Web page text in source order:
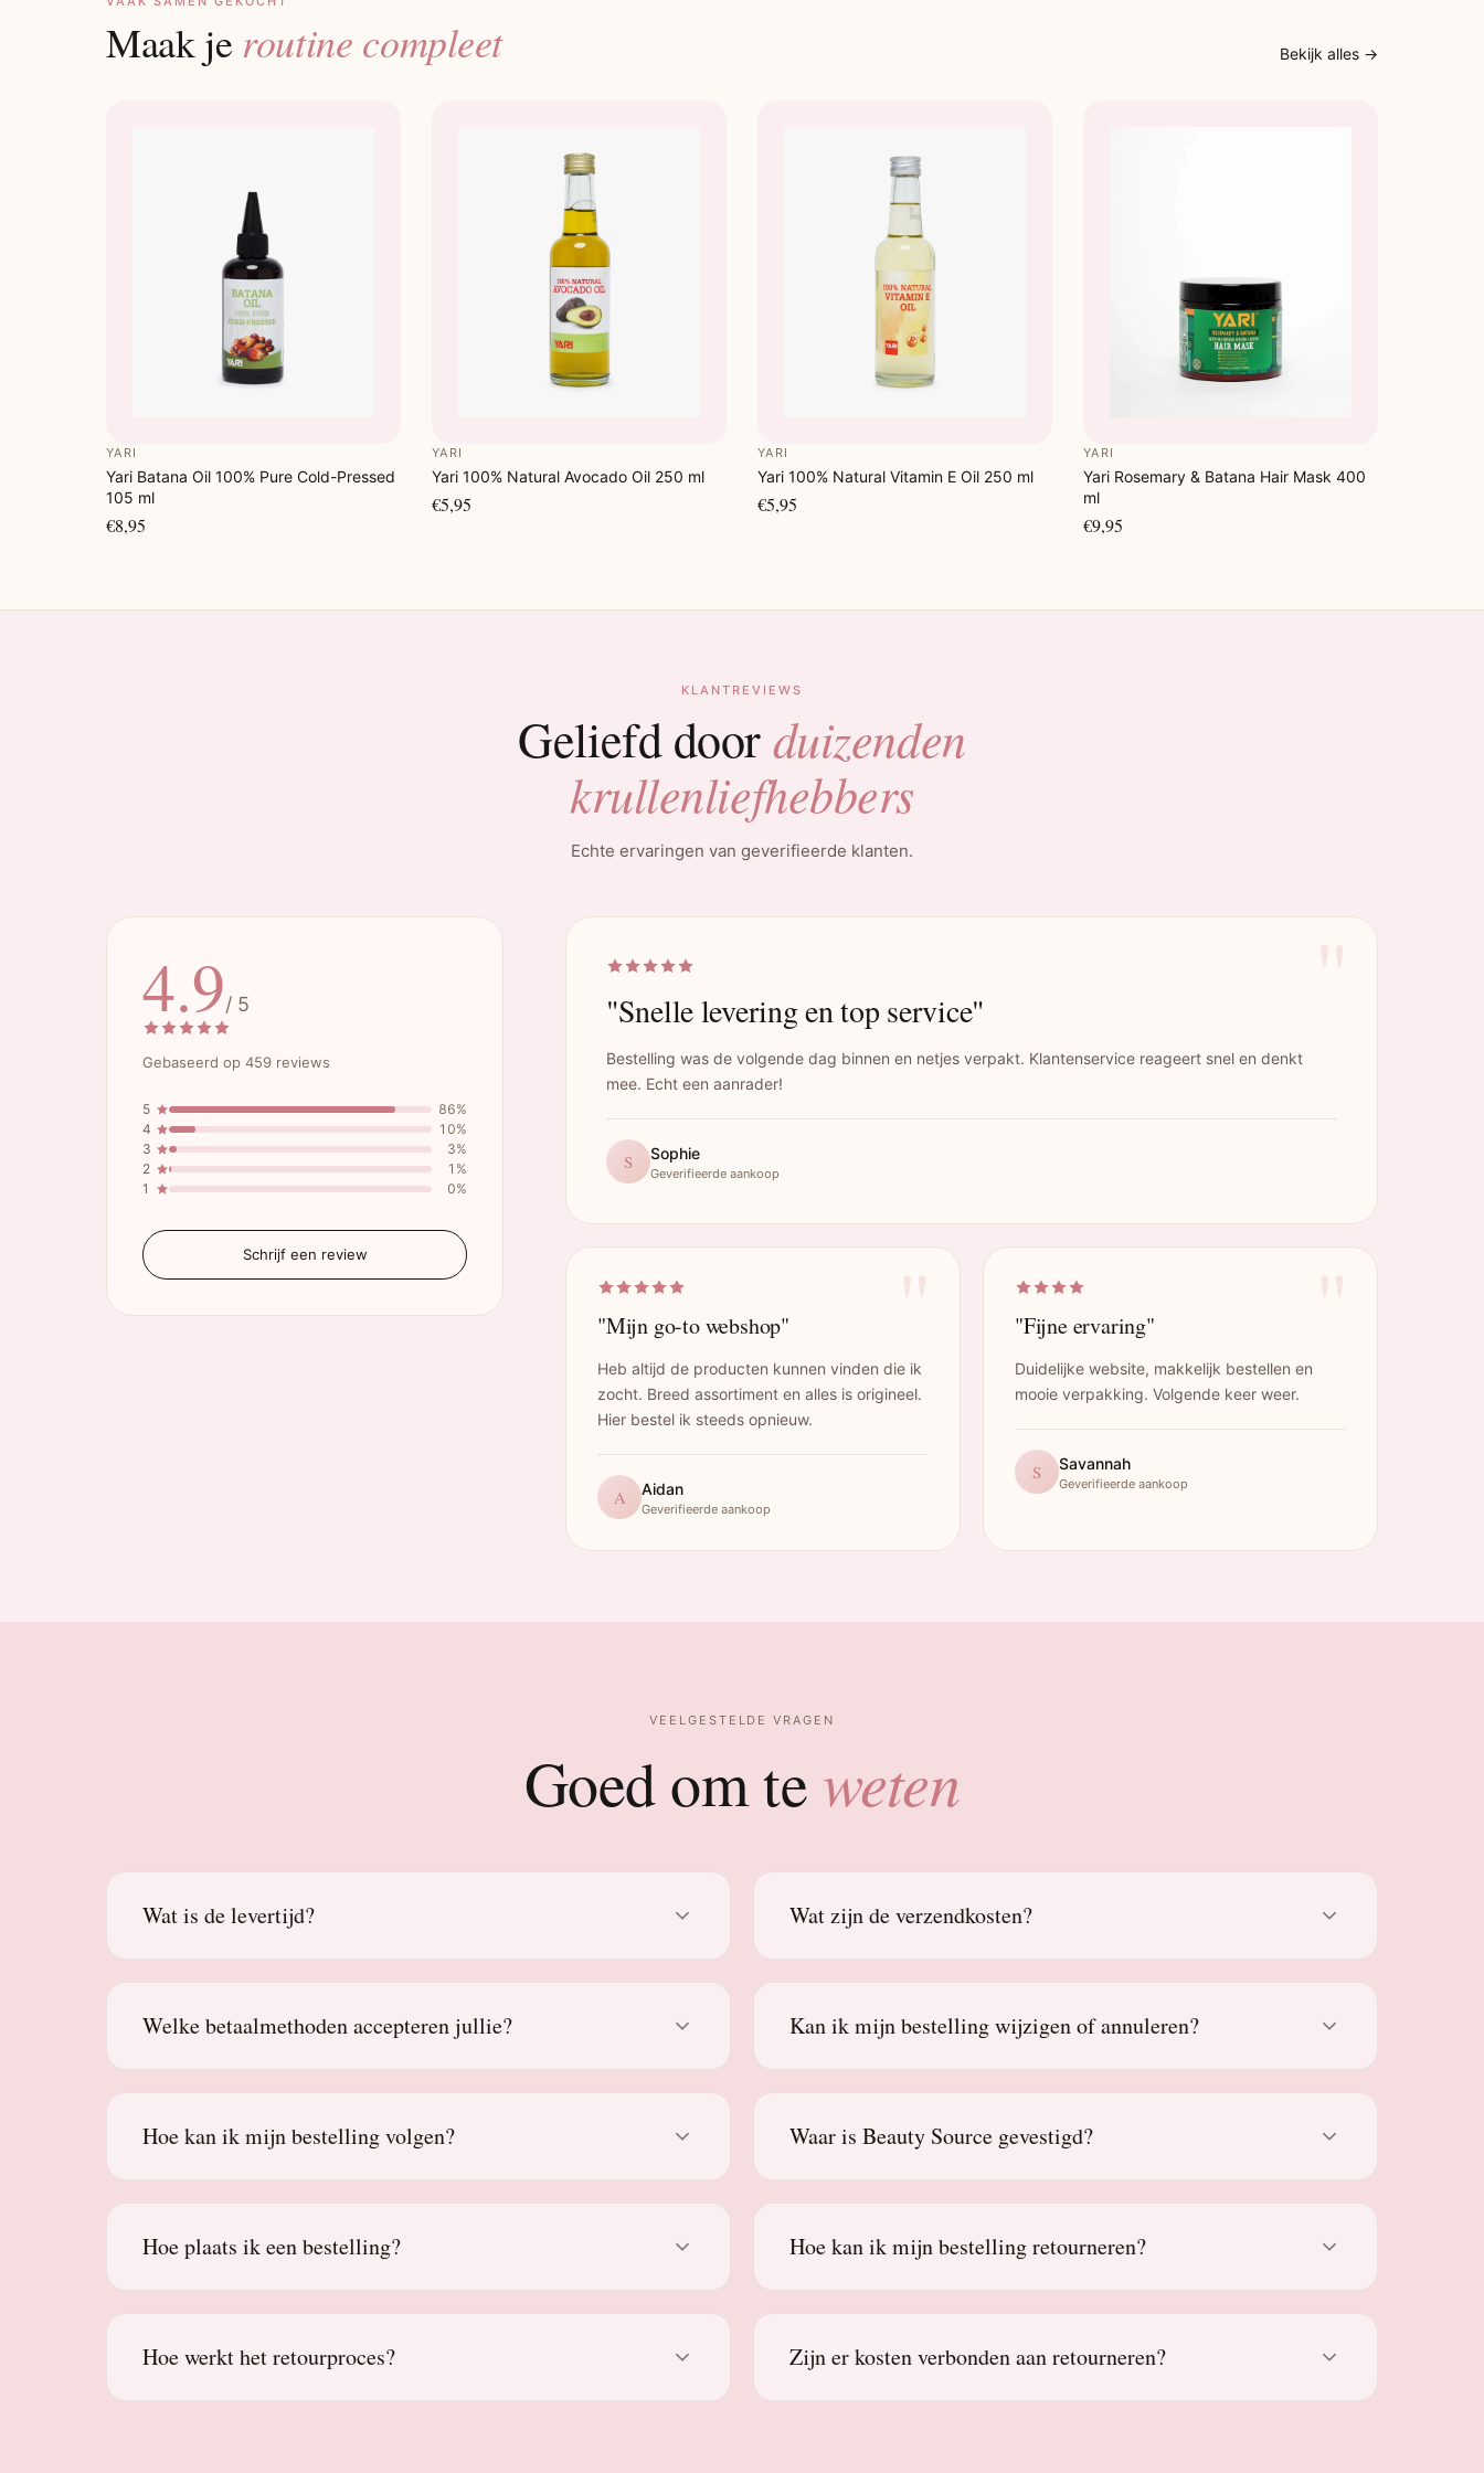
Maak je routine compleet Bekijk alles →
YARI
Yari Batana Oil 100% Pure Cold-Pressed
105 ml
€8,95
YARI
Yari 100% Natural Avocado Oil 250 ml
€5,95
YARI
Yari 100% Natural Vitamin E Oil 250 ml
€5,95
YARI
Yari Rosemary & Batana Hair Mask 400
ml
€9,95
KLANTREVIEWS
Geliefd doorduizenden
krullenliefhebbers
Echte ervaringen van geverifieerde klanten.
4.9/ 5
Gebaseerd op 459 reviews
5
86%
4
10%
3
3%
2
1%
1
0%
Schrijf een review
"Snelle levering en top service"
Bestelling was de volgende dag binnen en netjes verpakt. Klantenservice reageert snel en denkt
mee. Echt een aanrader!
S Sophie
Geverifieerde aankoop
"Mijn go-to webshop"
Heb altijd de producten kunnen vinden die ik
zocht. Breed assortiment en alles is origineel.
Hier bestel ik steeds opnieuw.
A Aidan
Geverifieerde aankoop
"Fijne ervaring"
Duidelijke website, makkelijk bestellen en
mooie verpakking. Volgende keer weer.
S Savannah
Geverifieerde aankoop
VEELGESTELDE VRAGEN
Goed om te weten
Wat is de levertijd? Wat zijn de verzendkosten?
Welke betaalmethoden accepteren jullie? Kan ik mijn bestelling wijzigen of annuleren?
Hoe kan ik mijn bestelling volgen? Waar is Beauty Source gevestigd?
Hoe plaats ik een bestelling? Hoe kan ik mijn bestelling retourneren?
Hoe werkt het retourproces? Zijn er kosten verbonden aan retourneren?